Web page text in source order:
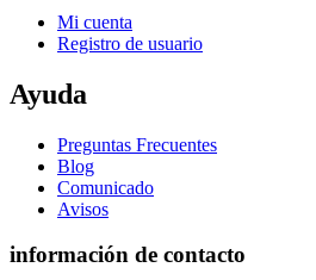
Mi cuenta
Registro de usuario
Ayuda
Preguntas Frecuentes
Blog
Comunicado
Avisos
información de contacto